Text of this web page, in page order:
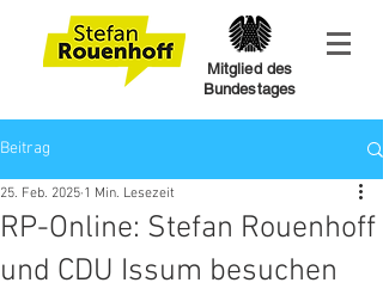
Mitglied des
Bundestages
Beitrag
RP-Online: Stefan Rouenhoff
und CDU Issum besuchen
25. Feb. 2025 1 Min. Lesezeit